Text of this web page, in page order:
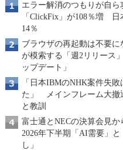
エラー解消のつもりが自ら
「ClickFix」が108％増 日
14％
ブラウザの再起動は不要
が模索する「週2リリース
ップデート」
「日本IBMのNHK案件失
た」 メインフレーム大撤
と教訓
富士通とNECの決算会見か
2026年下半期「AI需要」と
し」